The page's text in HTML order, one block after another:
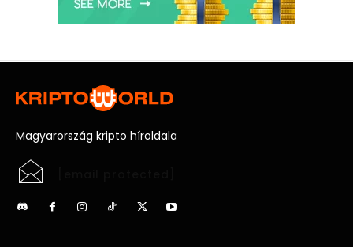
Magyarország kripto híroldala